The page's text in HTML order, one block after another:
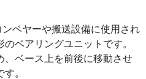
ベヤーや搬送設備に使用され
ベアリングユニットです。
、ベース上を前後に移動させ
。